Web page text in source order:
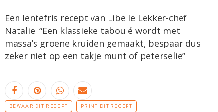
Een lentefris recept van Libelle Lekker-chef
Natalie: “Een klassieke taboulé wordt met
massa’s groene kruiden gemaakt, bespaar dus
zeker niet op een takje munt of peterselie”
BEWAAR DIT RECEPT PRINT DIT RECEPT